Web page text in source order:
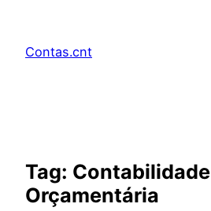
Contas.cnt
Tag: Contabilidade
Orçamentária